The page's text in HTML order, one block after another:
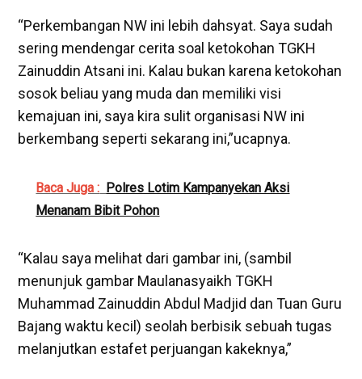
“Perkembangan NW ini lebih dahsyat. Saya sudah
sering mendengar cerita soal ketokohan TGKH
Zainuddin Atsani ini. Kalau bukan karena ketokohan
sosok beliau yang muda dan memiliki visi
kemajuan ini, saya kira sulit organisasi NW ini
berkembang seperti sekarang ini,”ucapnya.
Baca Juga : Polres Lotim Kampanyekan Aksi
Menanam Bibit Pohon
“Kalau saya melihat dari gambar ini, (sambil
menunjuk gambar Maulanasyaikh TGKH
Muhammad Zainuddin Abdul Madjid dan Tuan Guru
Bajang waktu kecil) seolah berbisik sebuah tugas
melanjutkan estafet perjuangan kakeknya,”